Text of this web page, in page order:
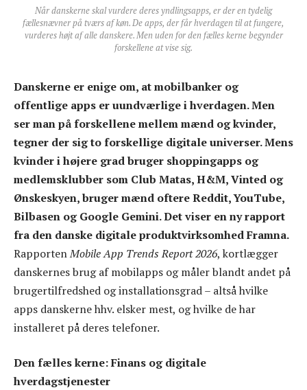
Når danskerne skal vurdere deres yndlingsapps, er der en tydelig
fællesnævner på tværs af køn. De apps, der får hverdagen til at fungere,
vurderes højt af alle danskere. Men uden for den fælles kerne begynder
forskellene at vise sig.
Danskerne er enige om, at mobilbanker og
offentlige apps er uundværlige i hverdagen. Men
ser man på forskellene mellem mænd og kvinder,
tegner der sig to forskellige digitale universer. Mens
kvinder i højere grad bruger shoppingapps og
medlemsklubber som Club Matas, H&M, Vinted og
Ønskeskyen, bruger mænd oftere Reddit, YouTube,
Bilbasen og Google Gemini. Det viser en ny rapport
fra den danske digitale produktvirksomhed Framna.
RapportenMobile App Trends Report 2026, kortlægger
danskernes brug af mobilapps og måler blandt andet på
brugertilfredshed og installationsgrad – altså hvilke
apps danskerne hhv. elsker mest, og hvilke de har
installeret på deres telefoner.
Den fælles kerne: Finans og digitale
hverdagstjenester